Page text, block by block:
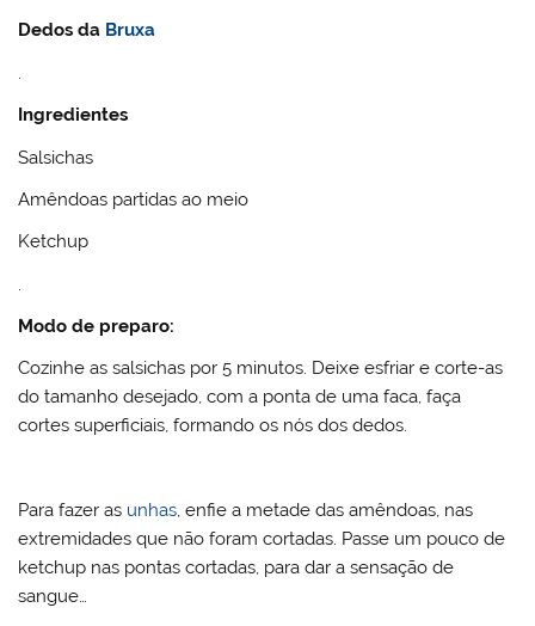
Dedos da Bruxa
.
Ingredientes
Salsichas
Amêndoas partidas ao meio
Ketchup
.
Modo de preparo:
Cozinhe as salsichas por 5 minutos. Deixe esfriar e corte-as
do tamanho desejado, com a ponta de uma faca, faça
cortes superficiais, formando os nós dos dedos.
Para fazer as unhas, enfie a metade das amêndoas, nas
extremidades que não foram cortadas. Passe um pouco de
ketchup nas pontas cortadas, para dar a sensação de
sangue…